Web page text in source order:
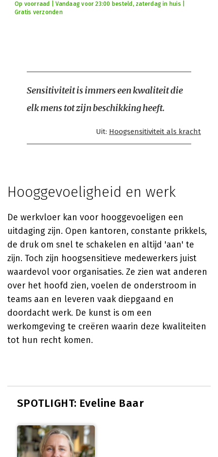
Op voorraad | Vandaag voor 23:00 besteld, zaterdag in huis |
Gratis verzonden
Sensitiviteit is immers een kwaliteit die
elk mens tot zijn beschikking heeft.
Uit: Hoogsensitiviteit als kracht
Hooggevoeligheid en werk
De werkvloer kan voor hooggevoeligen een
uitdaging zijn. Open kantoren, constante prikkels,
de druk om snel te schakelen en altijd 'aan' te
zijn. Toch zijn hoogsensitieve medewerkers juist
waardevol voor organisaties. Ze zien wat anderen
over het hoofd zien, voelen de onderstroom in
teams aan en leveren vaak diepgaand en
doordacht werk. De kunst is om een
werkomgeving te creëren waarin deze kwaliteiten
tot hun recht komen.
SPOTLIGHT: Eveline Baar